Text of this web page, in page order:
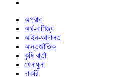
অপরাধ
অর্থ-বাণিজ্য
আইন-আদালত
আন্তর্জাতিক
কৃষি বার্তা
খেলাধুলা
চাকরি